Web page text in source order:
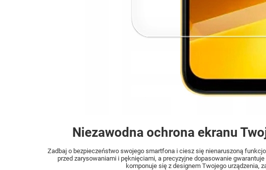
Niezawodna ochrona ekranu
Zadbaj o bezpieczeństwo swojego smartfona i ciesz się nienaruszoną
przed zarysowaniami i pęknięciami, a precyzyjne dopasowanie
komponuje się z designem Twojego urządzenia,